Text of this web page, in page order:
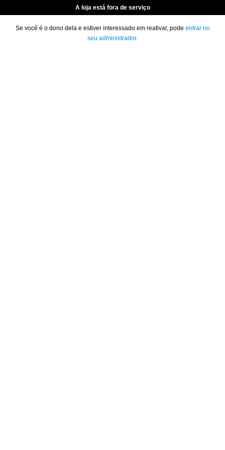
A loja está fora de serviço
Se você é o dono dela e estiver interessado em reativar, pode entrar no
seu administrador.